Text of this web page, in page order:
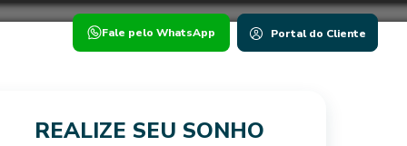
Fale pelo WhatsApp Portal do Cliente
REALIZE SEU SONHO